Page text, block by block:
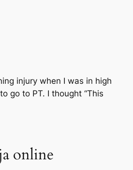
injury when I was in high
go to PT. I thought “This
online